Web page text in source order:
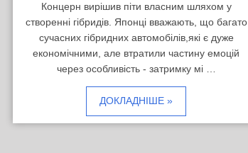
Концерн вирішив піти власним шляхом у
створенні гібридів. Японці вважають, що багато
сучасних гібридних автомобілів,які є дуже
економічними, але втратили частину емоцій
через особливість - затримку мі …
ДОКЛАДНІШЕ »